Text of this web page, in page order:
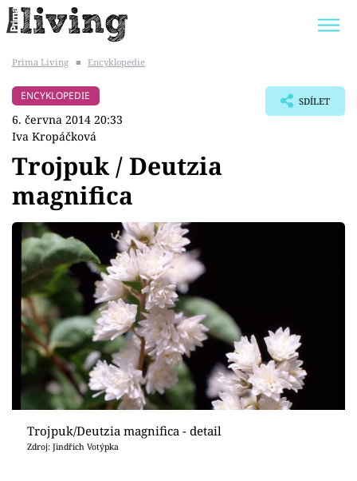
BYDLENÍ SLAVNÝCH
Témata
Bydlení
Zahrada
Design
Sledujte prima+
Přihlášení
Prima Living ■ Encyklopedie
ENCYKLOPEDIE
6. června 2014 20:33
Iva Kropáčková
SDÍLET
Trojpuk / Deutzia
magnifica
Trojpuk/Deutzia magnifica - detail
Zdroj: Jindřich Votýpka